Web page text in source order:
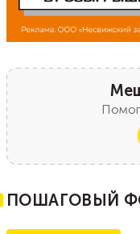
ПОШАГОВЫЙ